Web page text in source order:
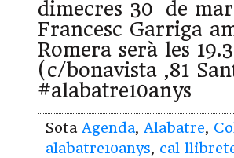
dimecres 30 de
Francesc Garriga
Romera serà les
(c/bonavista ,81
#alabatre10anys
Sota Agenda, Alabatre,
alabatre10anys, cal